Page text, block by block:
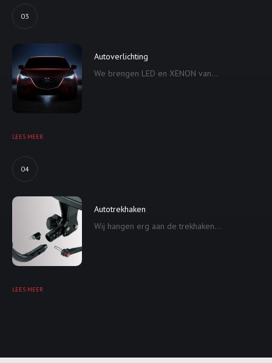
03
Autoverlichting
We brengen LED en XENON van...
LEES MEER
04
Autotrekhaken
Wij hangen erg aan de trekhaken...
LEES MEER